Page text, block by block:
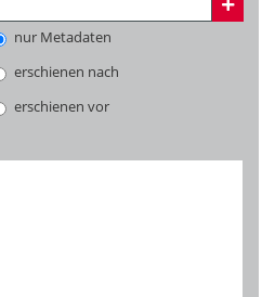
nur Metadaten
erschienen nach
erschienen vor